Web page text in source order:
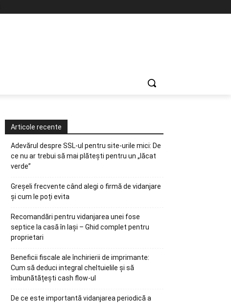
Articole recente
Adevărul despre SSL-ul pentru site-urile mici: De
ce nu ar trebui să mai plătești pentru un „lăcat
verde”
Greșeli frecvente când alegi o firmă de vidanjare
și cum le poți evita
Recomandări pentru vidanjarea unei fose
septice la casă în Iași – Ghid complet pentru
proprietari
Beneficii fiscale ale închirierii de imprimante:
Cum să deduci integral cheltuielile și să
îmbunătățești cash flow-ul
De ce este importantă vidanjarea periodică a